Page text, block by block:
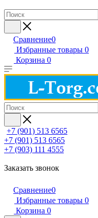
Сравнение0
Избранные товары 0
Корзина 0
+7 (901) 513 6565
+7 (901) 513 6565
+7 (903) 111 4555
Заказать звонок
Сравнение0
Избранные товары 0
Корзина 0